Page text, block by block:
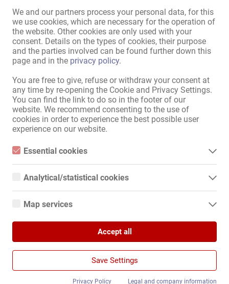
We and our partners process your personal data, for this
we use cookies, which are necessary for the operation of
the website. Other cookies are only used with your
consent. Details on the types of cookies, their purpose
and the parties involved can be found further down this
page and in the privacy policy.
You are free to give, refuse or withdraw your consent at
any time by re-opening the Cookie and Privacy Settings.
You can find the link to do so in the footer of our
website. We recommend consenting to the use of
cookies in order to experience the best possible user
experience on our website.
Essential cookies
Essential cookies are all cookies necessary for the operation of
function properly without these cookies.
Analytical/statistical cookies
Analytical or statistical cookies are cookies that are used to
They help website owners understand how visitors interact with
We use Google Analytics, which sets third-party cookies. More
details about Google Analytics and the cookies used can be
found at the following link and in the privacy policy.
https://developers.google.com/analytics/devguides/collection/a
Map services
When you use Google Maps on our website, information about
your use of this site and your IP address may be transmitted to
and stored on a server in the United States.
Save Settings
Accept all
Privacy Policy Legal and company information
Usługi / Specjaliści
Sklepy / nieruchomości
Rynek
Newsy
Informacje
Dodaj ogłoszenie
Kontakt
Stopka redakcyjna
Polityka Prywatności
Banery
Międzynarodowy
Kollegin.de
Kollegin.at
Kollegin.it
Kollegin.cz
Kollegin.hu
Kollegin.bg